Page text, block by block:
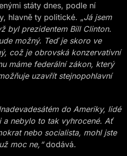
státy dnes, podle ní
hlavně ty politické. „Já jsem
byl prezidentem Bill Clinton.
možný. Teď je skoro ve
což je obrovská konzervativní
máme federální zákon, který
uzavřít stejnopohlavní
do Ameriky, lidé
a nebylo to tak vyhrocené. Ať
nebo socialista, mohl jste
moc ne,“dodává.